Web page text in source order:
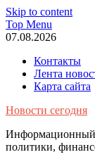
Skip to content
Top Menu
07.08.2026
Контакты
Лента
Карта сайта
Новости сегодня
Информационный
политики,